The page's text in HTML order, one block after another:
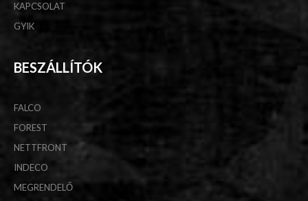
KAPCSOLAT
GYIK
BESZÁLLÍTÓK
FALCO
FOREST
NETTFRONT
INDECO
MEGRENDELŐ